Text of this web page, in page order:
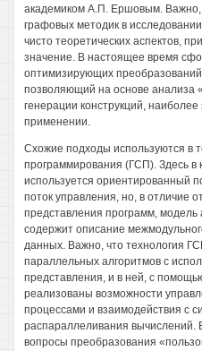
академиком А.П. Ершовым. Важно,
графовых методик в
чисто теоретических аспектов,
значение. В настоящее время
оптимизирующих
позволяющий на основе анализа
генерации конструкций,
применении.
Схожие подходы используются в
программирования (ГСП). Здесь в
используется ориентированный
поток управления, но, в отличие
представления программ,
содержит описание
данных. Важно, что технология
параллельных алгоритмов с
представления, и в ней, с
реализованы возможности
процессами и взаимодействия с
распараллеливания вычислений.
вопросы преобразования